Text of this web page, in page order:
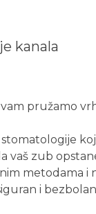
kanala
pružamo
vaš zub
metodama i
i